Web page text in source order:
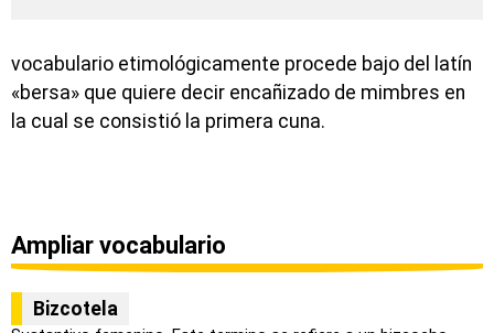
vocabulario etimológicamente procede bajo del latín
«bersa» que quiere decir encañizado de mimbres en
la cual se consistió la primera cuna.
Ampliar vocabulario
Bizcotela